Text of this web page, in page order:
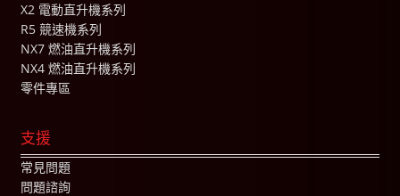
X2 電動直升機系列
R5 競速機系列
NX7 燃油直升機系列
NX4 燃油直升機系列
零件專區
支援
常見問題
問題諮詢